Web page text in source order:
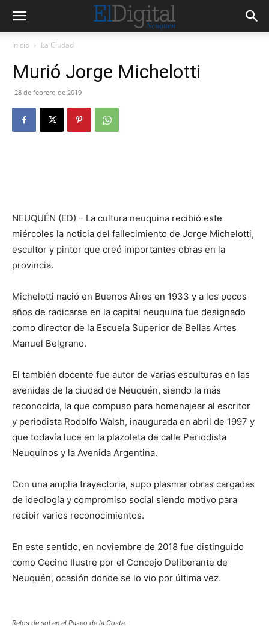
Inicio La Ciudad
Murió Jorge Michelotti
28 de febrero de 2019
NEUQUÉN (ED) – La cultura neuquina recibió este
miércoles la noticia del fallecimiento de Jorge Michelotti,
escultor y pintor que creó importantes obras en la
provincia.
Michelotti nació en Buenos Aires en 1933 y a los pocos
años de radicarse en la capital neuquina fue designado
como director de la Escuela Superior de Bellas Artes
Manuel Belgrano.
El también docente fue autor de varias esculturas en las
avenidas de la ciudad de Neuquén, siendo la más
reconocida, la que compuso para homenajear al escritor
y periodista Rodolfo Walsh, inaugurada en abril de 1997 y
que todavía luce en la plazoleta de calle Periodista
Neuquinos y la Avenida Argentina.
Con una amplia trayectoria, supo plasmar obras cargadas
de ideología y compromiso social siendo motivo para
recibir varios reconocimientos.
En este sentido, en noviembre de 2018 fue distinguido
como Cecino Ilustre por el Concejo Deliberante de
Neuquén, ocasión donde se lo vio por última vez.
Relos de sol en el Paseo de la Costa.